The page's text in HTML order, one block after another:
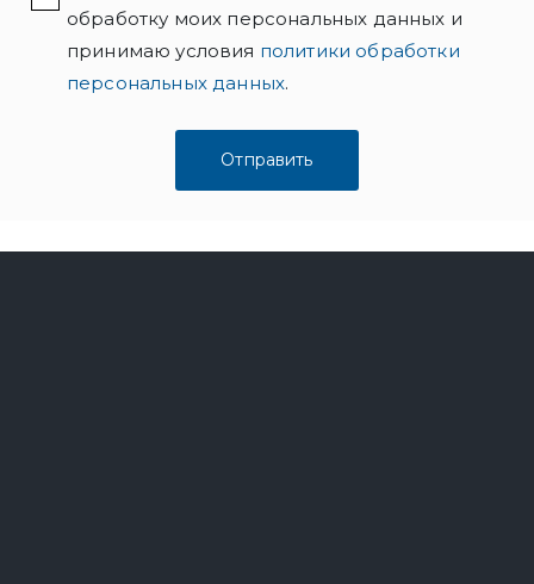
обработку моих персональных данных и
принимаю условия политики обработки
персональных данных.